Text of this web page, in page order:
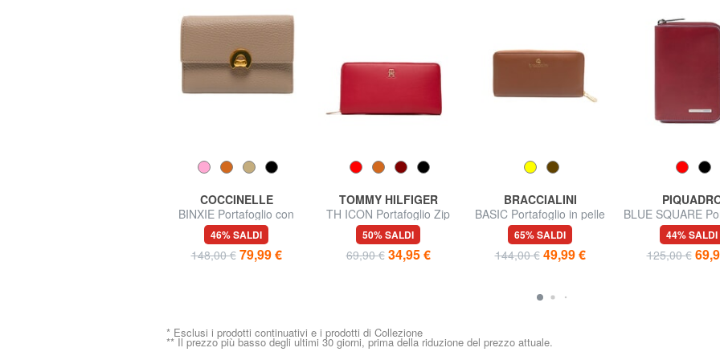
COCCINELLE
BINXIE Portafoglio con
portamonete, in pelle
46% SALDI
148,00 € 79,99 €
TOMMY HILFIGER
TH ICON Portafoglio Zip
Around
50% SALDI
69,90 € 34,95 €
BRACCIALINI
BASIC Portafoglio in pelle
zip around
65% SALDI
144,00 € 49,99 €
BLUE SQUARE
zip around
44% SALDI
125,00 €
* Esclusi i prodotti continuativi e i prodotti di Collezione
** Il prezzo più basso degli ultimi 30 giorni, prima della riduzione del prezzo attuale.